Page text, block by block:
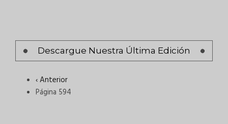
Descargue Nuestra Última Edición
Paginación
Página
anterior
‹ Anterior
Página 594